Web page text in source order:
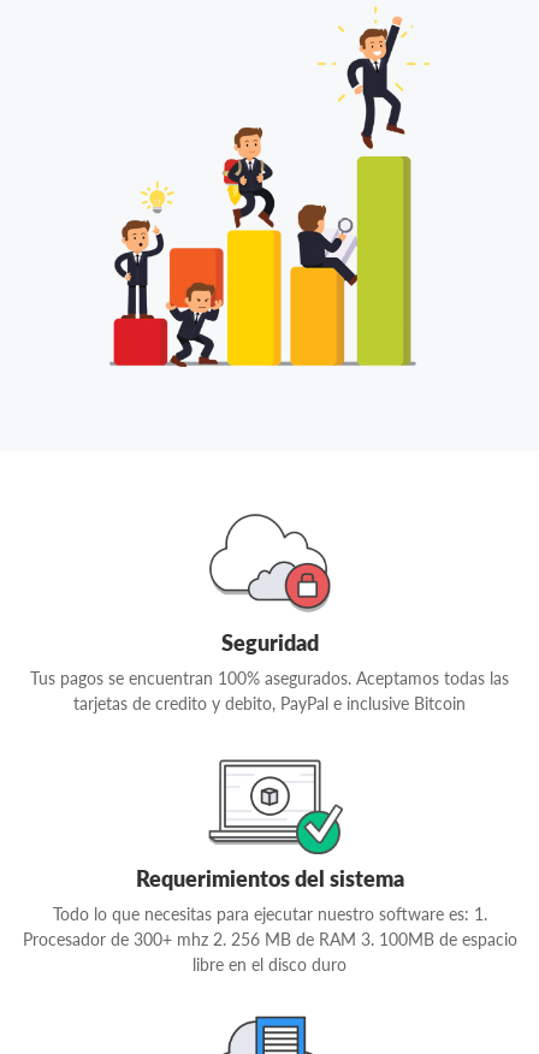
Seguridad
Tus pagos se encuentran 100% asegurados. Aceptamos todas las
tarjetas de credito y debito, PayPal e inclusive Bitcoin
Requerimientos del sistema
Todo lo que necesitas para ejecutar nuestro software es: 1.
Procesador de 300+ mhz 2. 256 MB de RAM 3. 100MB de espacio
libre en el disco duro